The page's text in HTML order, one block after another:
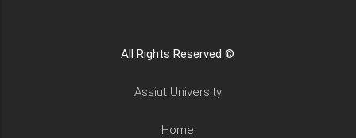
All Rights Reserved ©
Assiut University
Home